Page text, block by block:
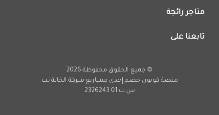
اعلن معنا
فريق عمل كوبون خصم
عروض اليوم
متاجر رائجة
كود خصم نمشي
كود خصم كارفور
تابعنا على
تويتر
© جميع الحقوق محفوظة 2026
منصة كوبون خصم إحدى مشاريع شركة الخانة نت
س.ت 2326243.01